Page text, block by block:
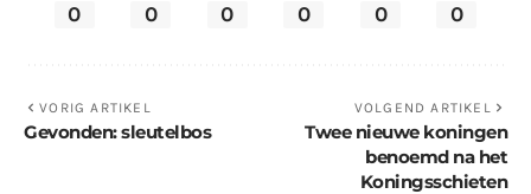
0 0 0 0 0 0
VORIG ARTIKEL
Gevonden: sleutelbos
VOLGEND ARTIKEL
Twee nieuwe koningen
benoemd na het
Koningsschieten